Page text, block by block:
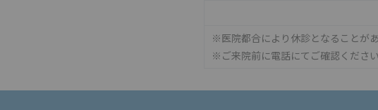
※医院都合により休診となることがあ
※ご来院前に電話にてご確認ください